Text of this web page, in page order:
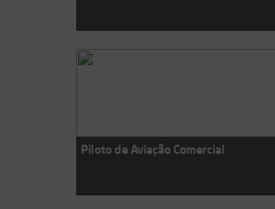
Piloto de Aviação Comercial